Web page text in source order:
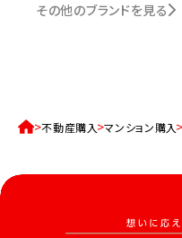
その他のブランドを見る
不動産購入 マンション購入